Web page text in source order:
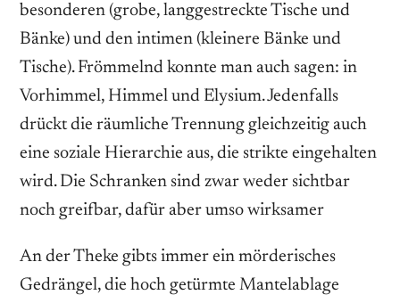
besonderen (grobe, langgestreckte Tische und
Bänke) und den intimen (kleinere Bänke und
Tische). Frömmelnd konnte man auch sagen: in
Vorhimmel, Himmel und Elysium. Jedenfalls
drückt die räumliche Trennung gleichzeitig auch
eine soziale Hierarchie aus, die strikte eingehalten
wird. Die Schranken sind zwar weder sichtbar
noch greifbar, dafür aber umso wirksamer
An der Theke gibts immer ein mörderisches
Gedrängel, die hoch getürmte Mantelablage